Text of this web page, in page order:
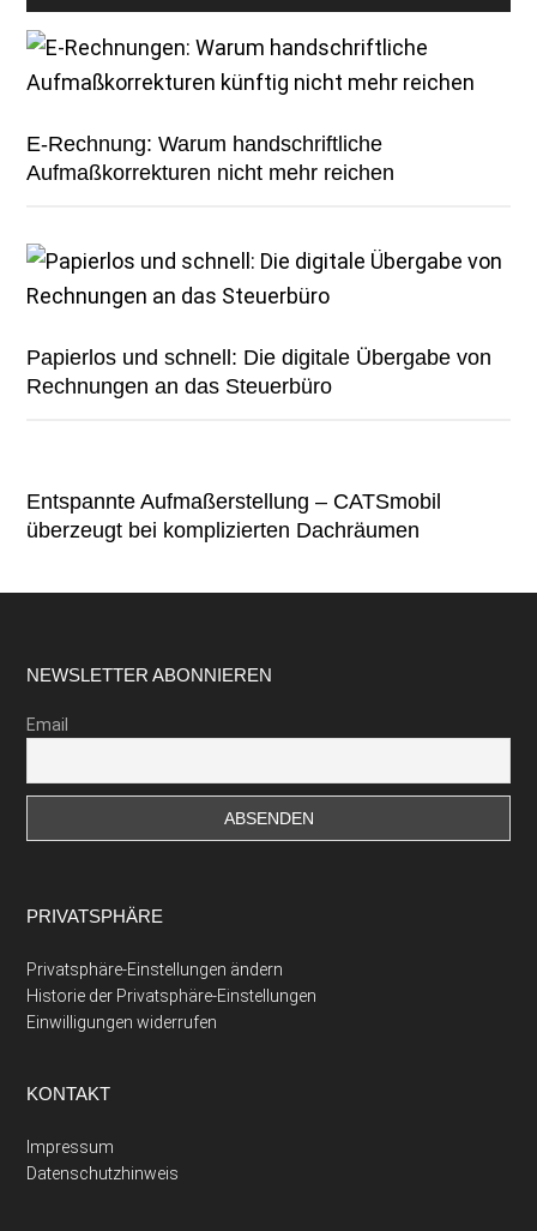
E-Rechnung: Warum handschriftliche
Aufmaßkorrekturen nicht mehr reichen
Papierlos und schnell: Die digitale Übergabe von
Rechnungen an das Steuerbüro
Entspannte Aufmaßerstellung – CATSmobil
überzeugt bei komplizierten Dachräumen
Footer
NEWSLETTER ABONNIEREN
Email
PRIVATSPHÄRE
Privatsphäre-Einstellungen ändern
Historie der Privatsphäre-Einstellungen
Einwilligungen widerrufen
KONTAKT
Impressum
Datenschutzhinweis